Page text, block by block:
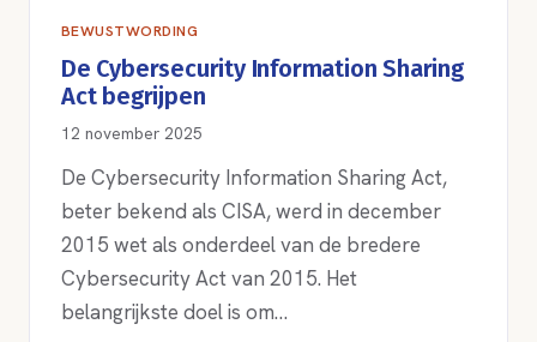
BEWUSTWORDING
De Cybersecurity Information Sharing
Act begrijpen
12 november 2025
De Cybersecurity Information Sharing Act,
beter bekend als CISA, werd in december
2015 wet als onderdeel van de bredere
Cybersecurity Act van 2015. Het
belangrijkste doel is om…